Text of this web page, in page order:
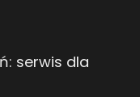
serwis dla